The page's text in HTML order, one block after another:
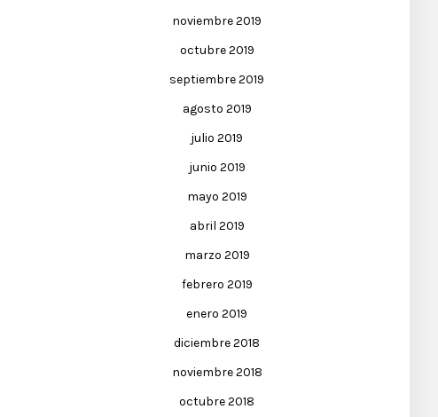
noviembre 2019
octubre 2019
septiembre 2019
agosto 2019
julio 2019
junio 2019
mayo 2019
abril 2019
marzo 2019
febrero 2019
enero 2019
diciembre 2018
noviembre 2018
octubre 2018